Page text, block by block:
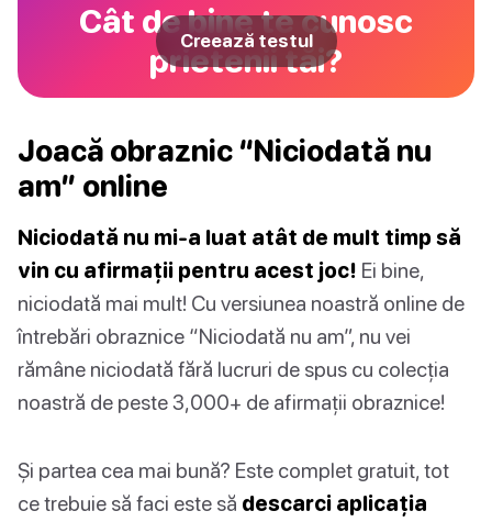
Cât de bine te cunosc
prietenii tăi?
Creează testul
Joacă obraznic “Niciodată nu
am” online
Niciodată nu mi-a luat atât de mult timp să
vin cu afirmații pentru acest joc! Ei bine,
niciodată mai mult! Cu versiunea noastră online de
întrebări obraznice “Niciodată nu am”, nu vei
rămâne niciodată fără lucruri de spus cu colecția
noastră de peste 3,000+ de afirmații obraznice!
Și partea cea mai bună? Este complet gratuit, tot
ce trebuie să faci este să descarci aplicația